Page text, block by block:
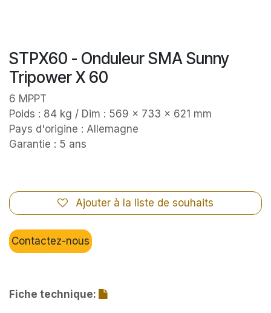
STPX60 - Onduleur SMA Sunny
Tripower X 60
6 MPPT
Poids : 84 kg / Dim : 569 x 733 x 621 mm
Pays d'origine : Allemagne
Garantie : 5 ans
Ajouter à la liste de souhaits
Contactez-nous
Fiche technique: